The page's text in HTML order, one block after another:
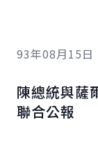
93年08月15日
陳總統與薩
聯合公報